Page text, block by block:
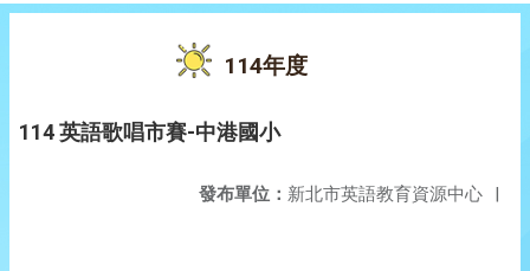
114年度
114 英語歌唱市賽-中港國小
發布單位： 新北市英語教育資源中心 |